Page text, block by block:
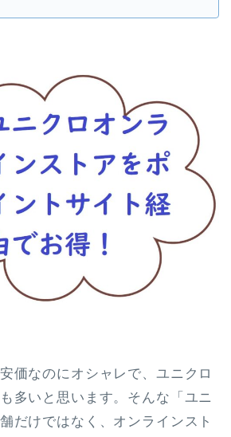
価なのにオシャレで、ユニクロ
多いと思います。そんな「ユニ
だけではなく、オンラインスト